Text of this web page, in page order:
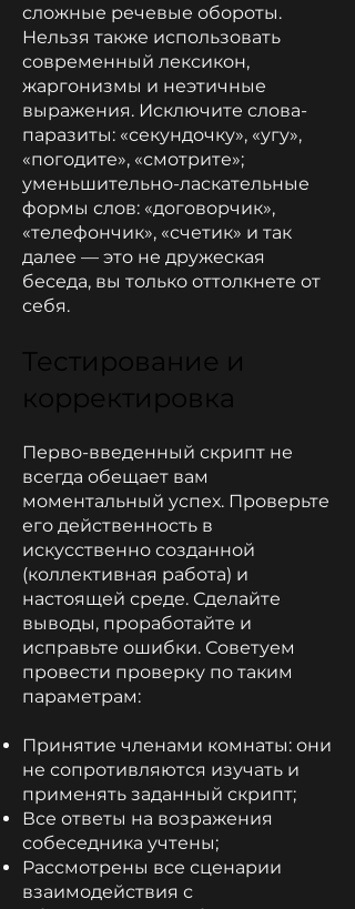
сложные речевые обороты.
Нельзя также использовать
современный лексикон,
жаргонизмы и неэтичные
выражения. Исключите слова-
паразиты: «секундочку», «угу»,
«погодите», «смотрите»;
уменьшительно-ласкательные
формы слов: «договорчик»,
«телефончик», «счетик» и так
далее — это не дружеская
беседа, вы только оттолкнете от
себя.
Тестирование и
корректировка
Перво-введенный скрипт не
всегда обещает вам
моментальный успех. Проверьте
его действенность в
искусственно созданной
(коллективная работа) и
настоящей среде. Сделайте
выводы, проработайте и
исправьте ошибки. Советуем
провести проверку по таким
параметрам:
Принятие членами комнаты: они
не сопротивляются изучать и
применять заданный скрипт;
Все ответы на возражения
собеседника учтены;
Рассмотрены все сценарии
взаимодействия с